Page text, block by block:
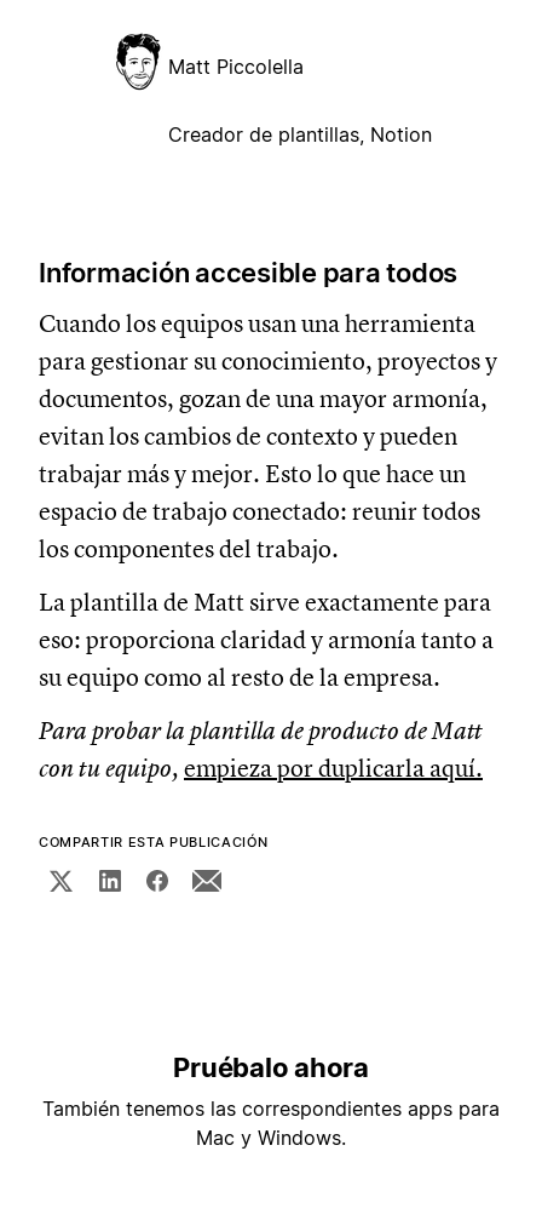
Matt Piccolella
Creador de plantillas, Notion
Información accesible para todos
Cuando los equipos usan una herramienta
para gestionar su conocimiento, proyectos y
documentos, gozan de una mayor armonía,
evitan los cambios de contexto y pueden
trabajar más y mejor. Esto lo que hace un
espacio de trabajo conectado: reunir todos
los componentes del trabajo.
La plantilla de Matt sirve exactamente para
eso: proporciona claridad y armonía tanto a
su equipo como al resto de la empresa.
Para probar la plantilla de producto de Matt
con tu equipo, empieza por duplicarla aquí.
COMPARTIR ESTA PUBLICACIÓN
Pruébalo ahora
También tenemos las correspondientes apps para
Mac y Windows.